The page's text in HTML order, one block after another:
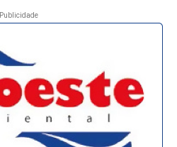
Publicidade